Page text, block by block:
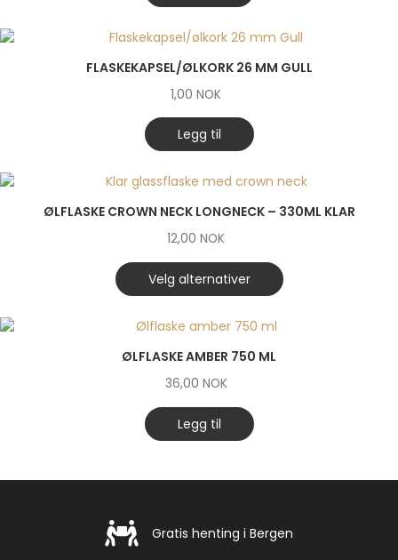
FLASKEKAPSEL/ØLKORK 26 MM GULL
1,00 NOK
Legg til
ØLFLASKE CROWN NECK LONGNECK – 330ML KLAR
12,00 NOK
Velg alternativer
ØLFLASKE AMBER 750 ML
36,00 NOK
Legg til
Gratis henting i Bergen
Gratis henting i Bergen